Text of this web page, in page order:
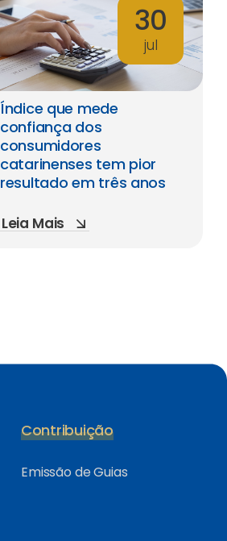
30
jul
Índice que mede
confiança dos
consumidores
catarinenses tem pior
resultado em três anos
Leia Mais
Contribuição
Emissão de Guias